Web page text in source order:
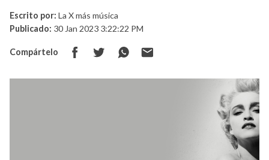
Escrito por: La X más música
Publicado: 30 Jan 2023 3:22:22 PM
Compártelo